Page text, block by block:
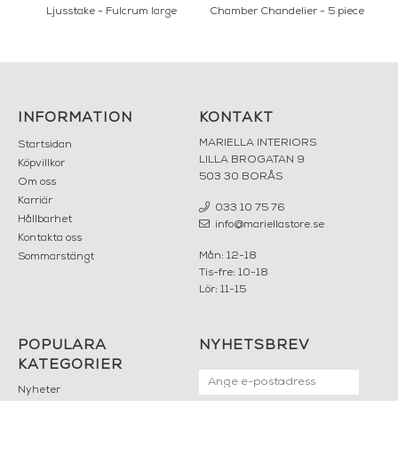
Ljusstake - Fulcrum large Chamber Chandelier - 5 piece
INFORMATION
Startsidan
Köpvillkor
Om oss
Karriär
Hållbarhet
Kontakta oss
Sommarstängt
KONTAKT
MARIELLA INTERIORS
LILLA BROGATAN 9
503 30 BORÅS
033 10 75 76
info@mariellastore.se
Mån: 12-18
Tis-fre: 10-18
Lör: 11-15
POPULÄRA
KATEGORIER
Nyheter
NYHETSBREV